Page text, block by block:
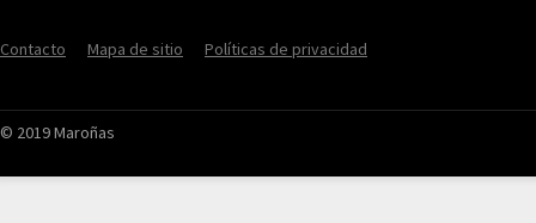
Contacto Mapa de sitio Políticas de privacidad
© 2019 Maroñas